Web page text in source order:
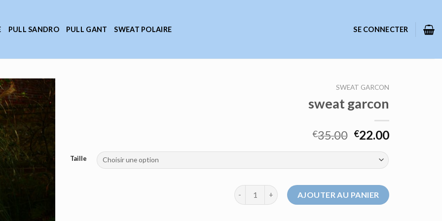
PULL SANDRO PULL GANT SWEAT POLAIRE SE CONNECTER
SWEAT GARCON
sweat garcon
€35.00 €22.00
Taille
quantité de sweat garconAJOUTER AU PANIER